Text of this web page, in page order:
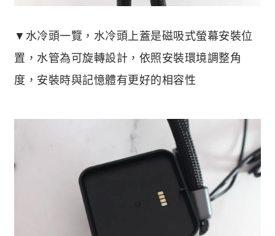
▼水冷頭一覽，水冷頭上蓋是磁吸式螢幕安裝位
置，水管為可旋轉設計，依照安裝環境調整角
度，安裝時與記憶體有更好的相容性